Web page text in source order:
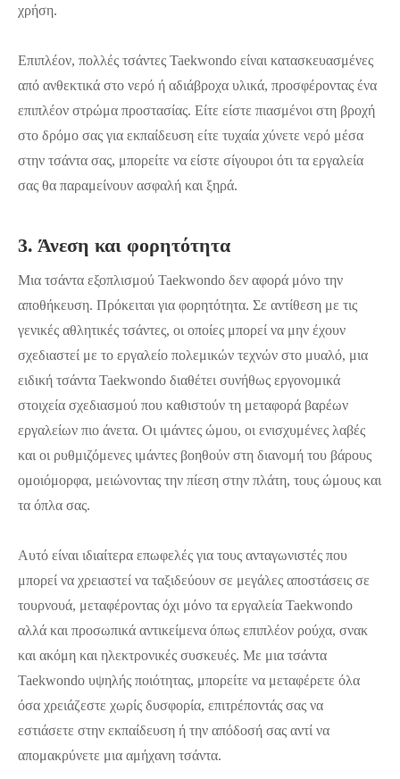
χρήση.
Επιπλέον, πολλές τσάντες Taekwondo είναι κατασκευασμένες
από ανθεκτικά στο νερό ή αδιάβροχα υλικά, προσφέροντας ένα
επιπλέον στρώμα προστασίας. Είτε είστε πιασμένοι στη βροχή
στο δρόμο σας για εκπαίδευση είτε τυχαία χύνετε νερό μέσα
στην τσάντα σας, μπορείτε να είστε σίγουροι ότι τα εργαλεία
σας θα παραμείνουν ασφαλή και ξηρά.
3. Άνεση και φορητότητα
Μια τσάντα εξοπλισμού Taekwondo δεν αφορά μόνο την
αποθήκευση. Πρόκειται για φορητότητα. Σε αντίθεση με τις
γενικές αθλητικές τσάντες, οι οποίες μπορεί να μην έχουν
σχεδιαστεί με το εργαλείο πολεμικών τεχνών στο μυαλό, μια
ειδική τσάντα Taekwondo διαθέτει συνήθως εργονομικά
στοιχεία σχεδιασμού που καθιστούν τη μεταφορά βαρέων
εργαλείων πιο άνετα. Οι ιμάντες ώμου, οι ενισχυμένες λαβές
και οι ρυθμιζόμενες ιμάντες βοηθούν στη διανομή του βάρους
ομοιόμορφα, μειώνοντας την πίεση στην πλάτη, τους ώμους και
τα όπλα σας.
Αυτό είναι ιδιαίτερα επωφελές για τους ανταγωνιστές που
μπορεί να χρειαστεί να ταξιδεύουν σε μεγάλες αποστάσεις σε
τουρνουά, μεταφέροντας όχι μόνο τα εργαλεία Taekwondo
αλλά και προσωπικά αντικείμενα όπως επιπλέον ρούχα, σνακ
και ακόμη και ηλεκτρονικές συσκευές. Με μια τσάντα
Taekwondo υψηλής ποιότητας, μπορείτε να μεταφέρετε όλα
όσα χρειάζεστε χωρίς δυσφορία, επιτρέποντάς σας να
εστιάσετε στην εκπαίδευση ή την απόδοσή σας αντί να
απομακρύνετε μια αμήχανη τσάντα.